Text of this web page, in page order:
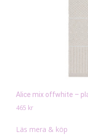
Alice mix offwhite –
465 kr
Läs mera & köp